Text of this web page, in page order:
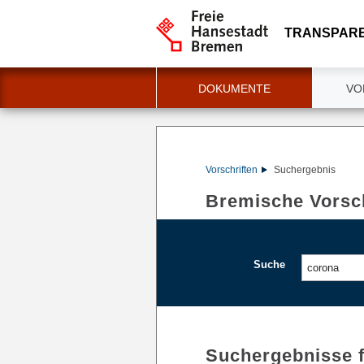
DOKUMENTE
Vorschriften Suchergebnis
Bremische
Suche
Suchergebnisse